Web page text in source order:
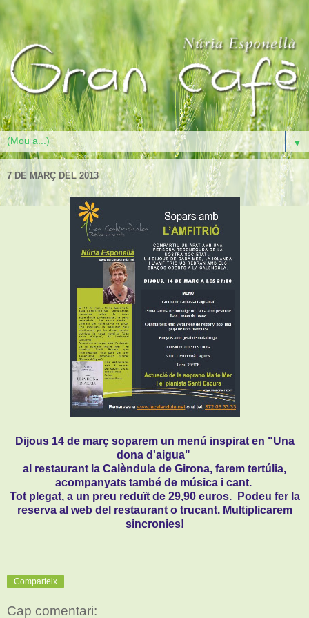
▼
7 DE MARÇ DEL 2013
Dijous 14 de març soparem un menú inspirat en "Una
dona d'aigua"
al restaurant la Calèndula de Girona, farem tertúlia,
acompanyats també de música i cant.
Tot plegat, a un preu reduït de 29,90 euros. Podeu fer la
reserva al web del restaurant o trucant. Multiplicarem
sincronies!
Comparteix
Cap comentari: